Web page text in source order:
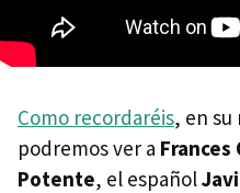
Como recordaréis, en
podremos ver a Frances
Potente, el español